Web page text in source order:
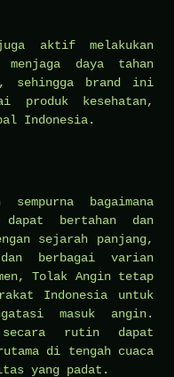
aktif melakukan
daya tahan
sehingga brand ini
produk kesehatan,
Indonesia.
bagaimana
bertahan dan
sejarah panjang,
berbagai varian
Tolak Angin tetap
Indonesia untuk
masuk angin.
secara rutin dapat
di tengah cuaca
yang padat.